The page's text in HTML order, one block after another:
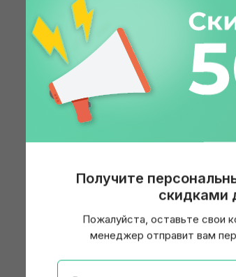
Получите
скидками
Пожалуйста, оставьте свои
менеджер отправит вам